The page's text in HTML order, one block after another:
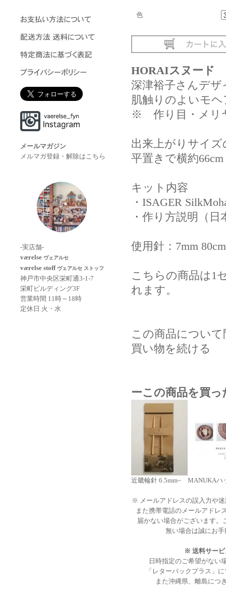
メールマガジン
メルマガ登録・解除はこちら
-実店舗-
værelse ヴェアルセ
værelse stoff ヴェアルセ ストッフ
神戸市中央区栄町通3-1-7
栄町ビルディング3F
営業時間 11時～18時
定休日 火・水
色
HORAIスヌード
深津裕子さんデ
肌触りのよいモ
※ 作り目・メリ
出来上がりサイズ
平置きで横約
キット内容
・ISAGER
・作り方説明（日
使用針： 7mm
こちらの商品は1
れます。
この商品につい
買い物を続ける
ーこの商品を買
近畿輪針 6.5mm~ MANUKAハ
※ メールアドレスの誤入力や
また携帯電話のメールアドレ
届かない場合がございます。
無い場合は誠にお
※ 送料サービ
日時指定のご希望がない
「レターパックプラス」
また沖縄県、離島につ